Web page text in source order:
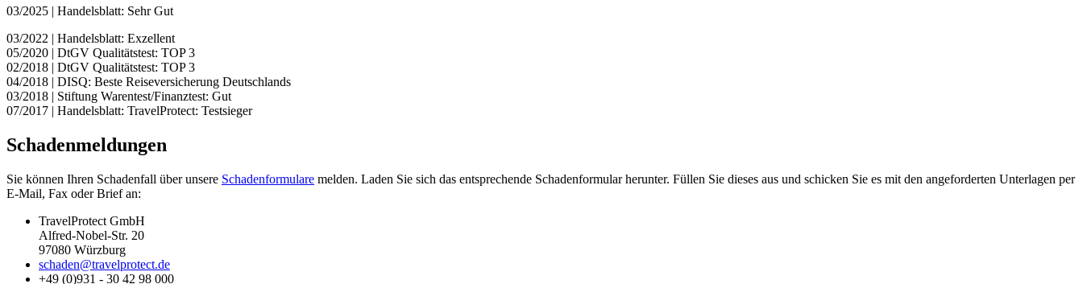
03/2025 | Handelsblatt: Sehr Gut
03/2022 | Handelsblatt: Exzellent
05/2020 | DtGV Qualitätstest: TOP 3
02/2018 | DtGV Qualitätstest: TOP 3
04/2018 | DISQ: Beste Reiseversicherung Deutschlands
03/2018 | Stiftung Warentest/Finanztest: Gut
07/2017 | Handelsblatt: TravelProtect: Testsieger
Schadenmeldungen
Sie können Ihren Schadenfall über unsere Schadenformulare melden. Laden Sie sich das entsprechende Schadenformular herunter. Füllen Sie dieses aus und schicken Sie es mit den angeforderten Unterlagen per
E-Mail, Fax oder Brief an:
TravelProtect GmbH
Alfred-Nobel-Str. 20
97080 Würzburg
schaden@travelprotect.de
+49 (0)931 - 30 42 98 000